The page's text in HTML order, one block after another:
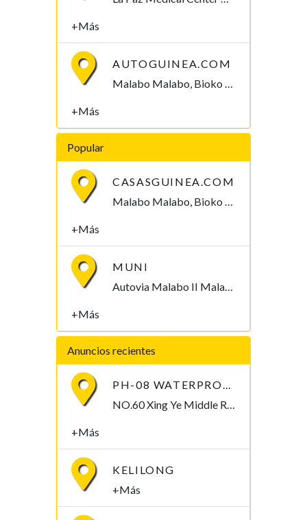
+Más
AUTOGUINEA.COM
+Más
Popular
CASASGUINEA.COM
Malabo Malabo, Bioko Norte , Guinea Ecuatorial
+Más
MUNI
Autovia Malabo II Malabo, Bioko Norte , Guinea Ecuatorial
+Más
Anuncios recientes
PH-08 WATERPROOF PEN-TYPE SOIL PH METER
NO.60 Xing Ye Middle Road Fuan Fujian China , 355019,
+Más
KELILONG
+Más